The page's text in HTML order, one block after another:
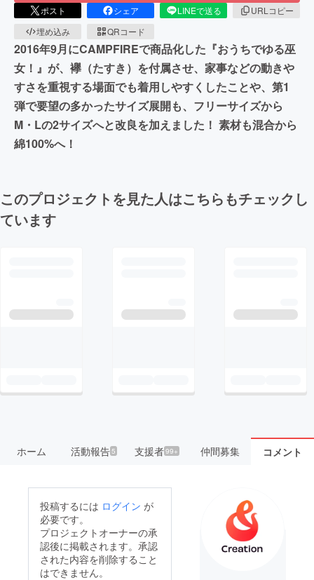
ポスト シェア LINEで送る
URLコピー
埋め込み
QRコード
2016年9月にCAMPFIREで商品化した『おうちでゆる巫
女！』が、襷（たすき）を付属させ、家事などの動きや
すさを重視する場面でも着用しやすくしたことや、第1
弾で要望の多かったサイズ展開も、フリーサイズから
M・Lの2サイズへと改良を加えました！ 素材も混合から
綿100%へ！
このプロジェクトを見た人はこちらもチェックし
ています
ホーム 活動報告5 支援者99+ 仲間募集 コメント
投稿するには ログイン が
必要です。
プロジェクトオーナーの承
認後に掲載されます。承認
された内容を削除すること
はできません。